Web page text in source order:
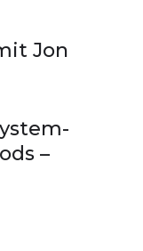
Jon
–